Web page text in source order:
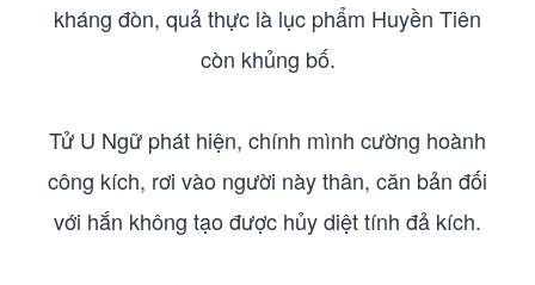
kháng đòn, quả thực là lục phẩm Huyền Tiên
còn khủng bố.
Tử U Ngữ phát hiện, chính mình cường hoành
công kích, rơi vào người này thân, căn bản đối
với hắn không tạo được hủy diệt tính đả kích.